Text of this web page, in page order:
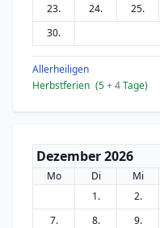
23.
24. 25.
30.
Allerheiligen
Herbstferien (5+ 4Tage)
Dezember 2026
Mo Di Mi
1.
2.
7.
8. 9.